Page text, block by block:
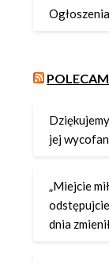
jej
„Miejcie
dnia